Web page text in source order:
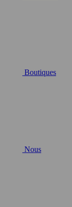
Boutiques
Nous